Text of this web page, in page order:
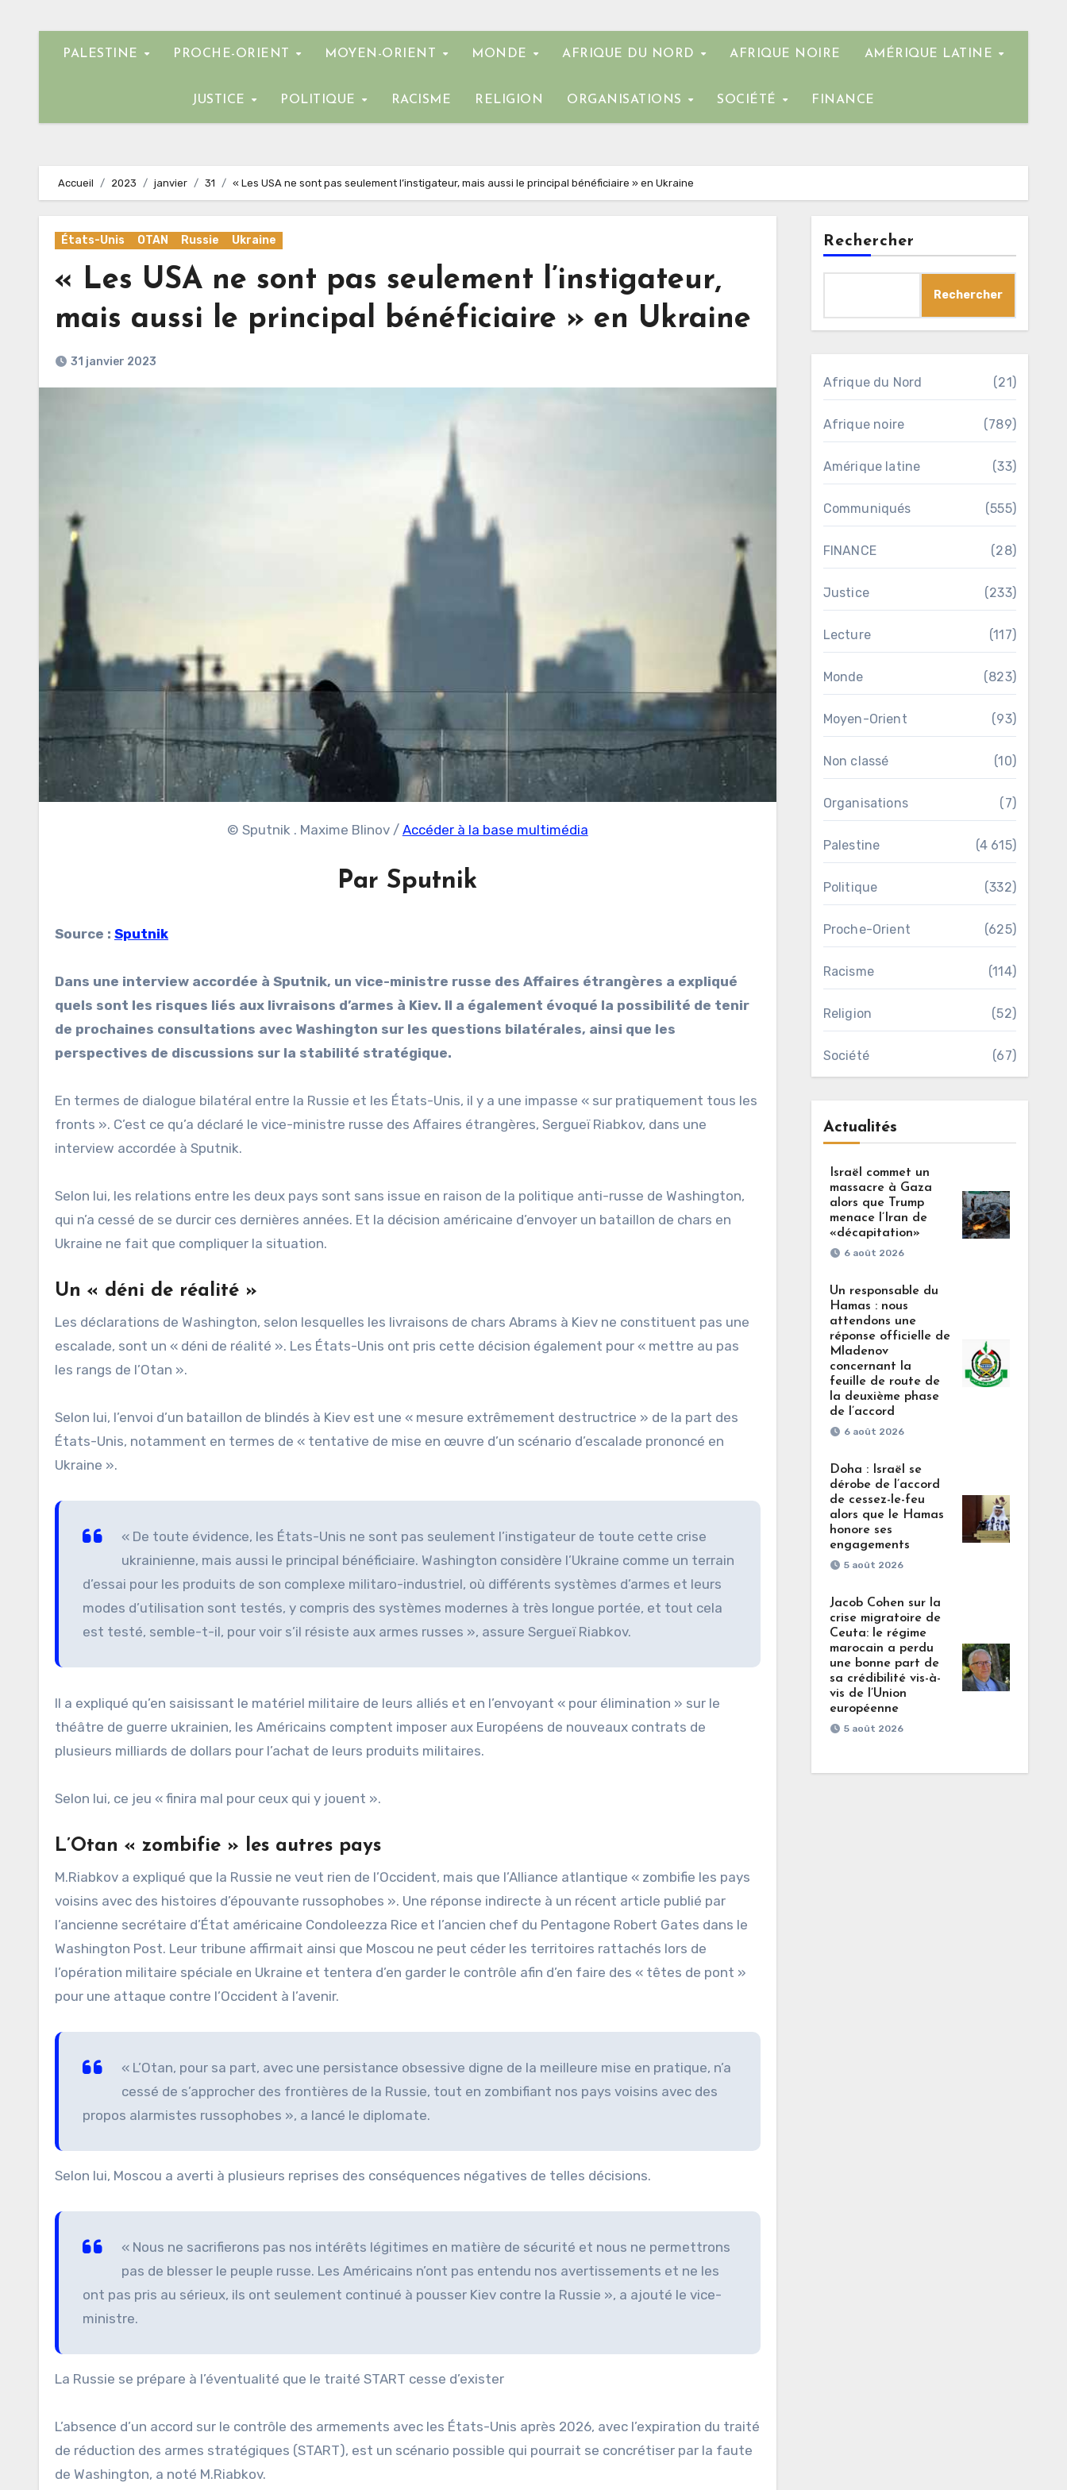
PALESTINE PROCHE-ORIENT MOYEN-ORIENT MONDE AFRIQUE DU NORD AFRIQUE NOIRE AMÉRIQUE LATINE
JUSTICE POLITIQUE RACISME RELIGION ORGANISATIONS SOCIÉTÉ FINANCE
Accueil 2023 janvier 31 « Les USA ne sont pas seulement l’instigateur, mais aussi le principal bénéficiaire » en Ukraine
États-Unis OTAN Russie Ukraine
« Les USA ne sont pas seulement l’instigateur,
mais aussi le principal bénéficiaire » en Ukraine
31 janvier 2023
© Sputnik . Maxime Blinov / Accéder à la base multimédia
Par Sputnik
Source : Sputnik
Dans une interview accordée à Sputnik, un vice-ministre russe des Affaires étrangères a expliqué
quels sont les risques liés aux livraisons d’armes à Kiev. Il a également évoqué la possibilité de tenir
de prochaines consultations avec Washington sur les questions bilatérales, ainsi que les
perspectives de discussions sur la stabilité stratégique.
En termes de dialogue bilatéral entre la Russie et les États-Unis, il y a une impasse « sur pratiquement tous les
fronts ». C’est ce qu’a déclaré le vice-ministre russe des Affaires étrangères, Sergueï Riabkov, dans une
interview accordée à Sputnik.
Selon lui, les relations entre les deux pays sont sans issue en raison de la politique anti-russe de Washington,
qui n’a cessé de se durcir ces dernières années. Et la décision américaine d’envoyer un bataillon de chars en
Ukraine ne fait que compliquer la situation.
Un « déni de réalité »
Les déclarations de Washington, selon lesquelles les livraisons de chars Abrams à Kiev ne constituent pas une
escalade, sont un « déni de réalité ». Les États-Unis ont pris cette décision également pour « mettre au pas
les rangs de l’Otan ».
Selon lui, l’envoi d’un bataillon de blindés à Kiev est une « mesure extrêmement destructrice » de la part des
États-Unis, notamment en termes de « tentative de mise en œuvre d’un scénario d’escalade prononcé en
Ukraine ».
« De toute évidence, les États-Unis ne sont pas seulement l’instigateur de toute cette crise
ukrainienne, mais aussi le principal bénéficiaire. Washington considère l’Ukraine comme un terrain
d’essai pour les produits de son complexe militaro-industriel, où différents systèmes d’armes et leurs
modes d’utilisation sont testés, y compris des systèmes modernes à très longue portée, et tout cela
est testé, semble-t-il, pour voir s’il résiste aux armes russes », assure Sergueï Riabkov.
Il a expliqué qu’en saisissant le matériel militaire de leurs alliés et en l’envoyant « pour élimination » sur le
théâtre de guerre ukrainien, les Américains comptent imposer aux Européens de nouveaux contrats de
plusieurs milliards de dollars pour l’achat de leurs produits militaires.
Selon lui, ce jeu « finira mal pour ceux qui y jouent ».
L’Otan « zombifie » les autres pays
M.Riabkov a expliqué que la Russie ne veut rien de l’Occident, mais que l’Alliance atlantique « zombifie les pays
voisins avec des histoires d’épouvante russophobes ». Une réponse indirecte à un récent article publié par
l’ancienne secrétaire d’État américaine Condoleezza Rice et l’ancien chef du Pentagone Robert Gates dans le
Washington Post. Leur tribune affirmait ainsi que Moscou ne peut céder les territoires rattachés lors de
l’opération militaire spéciale en Ukraine et tentera d’en garder le contrôle afin d’en faire des « têtes de pont »
pour une attaque contre l’Occident à l’avenir.
« L’Otan, pour sa part, avec une persistance obsessive digne de la meilleure mise en pratique, n’a
cessé de s’approcher des frontières de la Russie, tout en zombifiant nos pays voisins avec des
propos alarmistes russophobes », a lancé le diplomate.
Selon lui, Moscou a averti à plusieurs reprises des conséquences négatives de telles décisions.
« Nous ne sacrifierons pas nos intérêts légitimes en matière de sécurité et nous ne permettrons
pas de blesser le peuple russe. Les Américains n’ont pas entendu nos avertissements et ne les
ont pas pris au sérieux, ils ont seulement continué à pousser Kiev contre la Russie », a ajouté le vice-
ministre.
La Russie se prépare à l’éventualité que le traité START cesse d’exister
L’absence d’un accord sur le contrôle des armements avec les États-Unis après 2026, avec l’expiration du traité
de réduction des armes stratégiques (START), est un scénario possible qui pourrait se concrétiser par la faute
de Washington, a noté M.Riabkov.
Rechercher
Rechercher
Afrique du Nord (21)
Afrique noire (789)
Amérique latine (33)
Communiqués (555)
FINANCE (28)
Justice (233)
Lecture (117)
Monde (823)
Moyen-Orient (93)
Non classé (10)
Organisations (7)
Palestine (4 615)
Politique (332)
Proche-Orient (625)
Racisme (114)
Religion (52)
Société (67)
Actualités
Israël commet un
massacre à Gaza
alors que Trump
menace l’Iran de
«décapitation»
6 août 2026
Un responsable du
Hamas : nous
attendons une
réponse officielle de
Mladenov
concernant la
feuille de route de
la deuxième phase
de l’accord
6 août 2026
Doha : Israël se
dérobe de l’accord
de cessez-le-feu
alors que le Hamas
honore ses
engagements
5 août 2026
Jacob Cohen sur la
crise migratoire de
Ceuta: le régime
marocain a perdu
une bonne part de
sa crédibilité vis-à-
vis de l’Union
européenne
5 août 2026